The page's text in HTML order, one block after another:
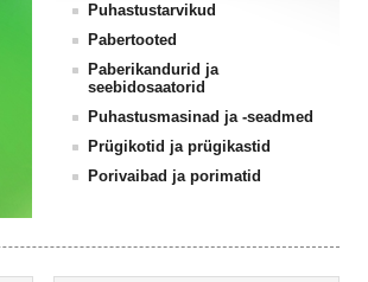
Puhastustarvikud
Pabertooted
Paberikandurid ja
seebidosaatorid
Puhastusmasinad ja -seadmed
Prügikotid ja prügikastid
Porivaibad ja porimatid